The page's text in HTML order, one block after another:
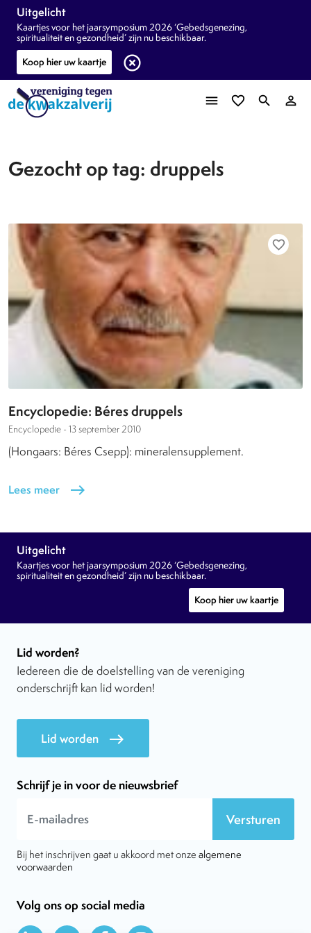
Uitgelicht
Kaartjes voor het jaarsymposium 2026 ‘Gebedsgenezing,
spiritualiteit en gezondheid’ zijn nu beschikbaar.
Koop hier uw kaartje
highlight_off
menu favorite_border search person_outline
Gezocht op tag: druppels
favorite_border
Encyclopedie: Béres druppels
Encyclopedie - 13 september 2010
(Hongaars: Béres Csepp): mineralensupplement.
Lees meer east
Uitgelicht
Kaartjes voor het jaarsymposium 2026 ‘Gebedsgenezing,
spiritualiteit en gezondheid’ zijn nu beschikbaar.
Koop hier uw kaartje
Lid worden?
Iedereen die de doelstelling van de vereniging
onderschrijft kan lid worden!
Lid worden east
Schrijf je in voor de nieuwsbrief
Versturen
Bij het inschrijven gaat u akkoord met onze algemene
voorwaarden
Volg ons op social media